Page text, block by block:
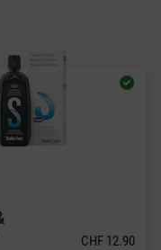
Bewertung von 5 von 5 Sternen
CHF 12.90